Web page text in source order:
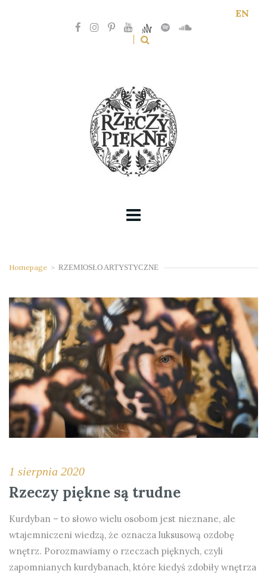
EN
Homepage > RZEMIOSŁO ARTYSTYCZNE
1 sierpnia 2020
Rzeczy piękne są trudne
Kurdyban – to słowo wielu osobom jest nieznane, ale
wtajemniczeni wiedzą, że oznacza luksusową ozdobę
wnętrz. Porozmawiamy o rzeczach pięknych, czyli
zapomnianych kurdybanach, które kiedyś zdobiły wnętrza